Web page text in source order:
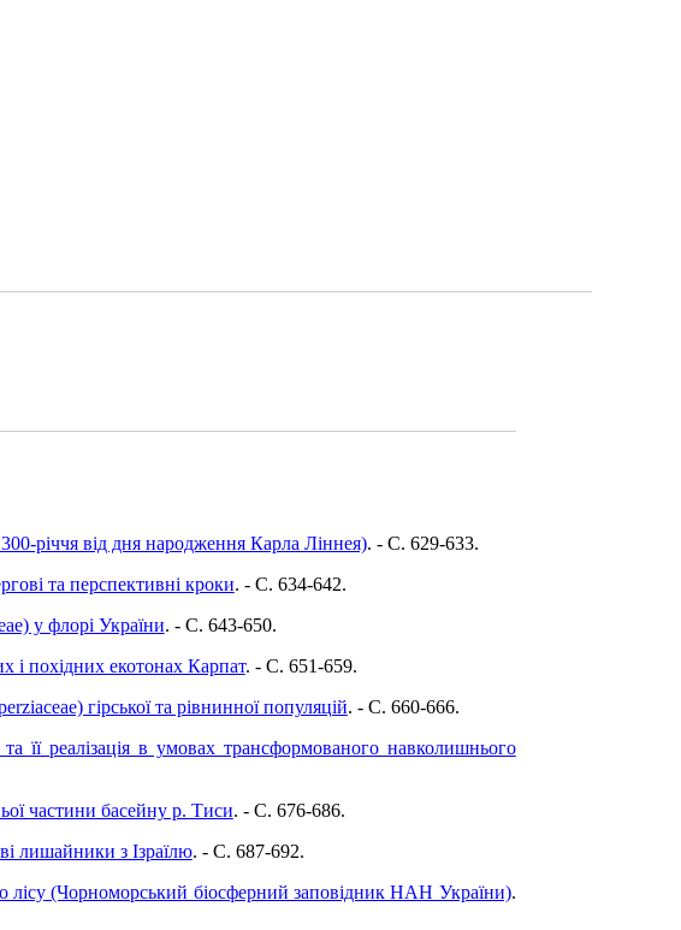
річчя від дня народження Карла Ліннея). - C. 629-633.
та перспективні кроки. - C. 634-642.
у флорі України. - C. 643-650.
і похідних екотонах Карпат. - C. 651-659.
гірської та рівнинної популяцій. - C. 660-666.
її реалізація в умовах трансформованого навколишнього
частини басейну р. Тиси. - C. 676-686.
лишайники з Ізраїлю. - C. 687-692.
лісу (Чорноморський біосферний заповідник НАН України).